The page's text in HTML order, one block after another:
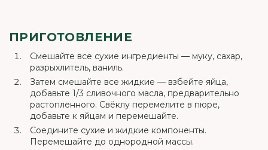
ПРИГОТОВЛЕНИЕ
Смешайте все сухие ингредиенты — муку, сахар,
разрыхлитель, ваниль.
Затем смешайте все жидкие — взбейте яйца,
добавьте 1/3 сливочного масла, предварительно
растопленного. Свёклу перемелите в пюре,
добавьте к яйцам и перемешайте.
Соедините сухие и жидкие компоненты.
Перемешайте до однородной массы.